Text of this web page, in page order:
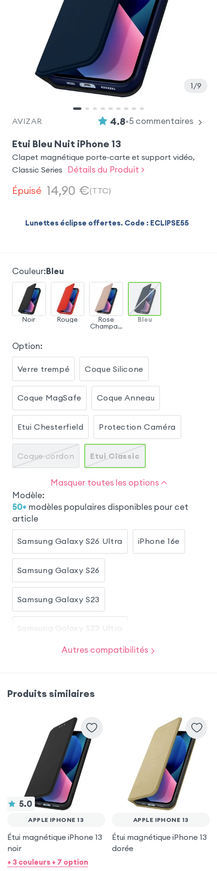
1 9
AVIZAR 4.8•5 commentaires
Etui Bleu Nuit iPhone 13
Clapet magnétique porte-carte et support vidéo,
Classic Series
Détails du Produit >
Épuisé 14,90 €(TTC)
Lunettes éclipse offertes. Code : ECLIPSE55
Couleur:Bleu
Noir Rouge Rose
Champag
Bleu
Option:
Verre trempé Coque Silicone
Coque MagSafe Coque Anneau
Etui Chesterfield Protection Caméra
Coque cordon Etui Classic
Masquer toutes les options
Modèle:
50+ modèles populaires disponibles pour cet
article
Samsung Galaxy S26 Ultra iPhone 16e
Samsung Galaxy S26
Samsung Galaxy S23
Samsung Galaxy S23 Ultra
Samsung Galaxy S20 FE
Samsung Galaxy S22
iPhone SE 2022
Samsung Galaxy S22 Ultra
Samsung Galaxy S26 Plus iPhone 8
iPhone 13 Mini
Autres compatibilités
Produits similaires
5.0
APPLE IPHONE 13
Étui magnétique iPhone 13
noir
+ 3 couleurs + 7 option
APPLE IPHONE 13
Étui magnétique iPhone 13
dorée